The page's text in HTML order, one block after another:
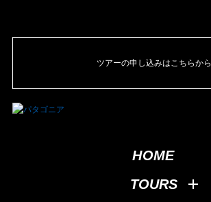
ツアーの申し込みはこちらから
HOME
TOURS